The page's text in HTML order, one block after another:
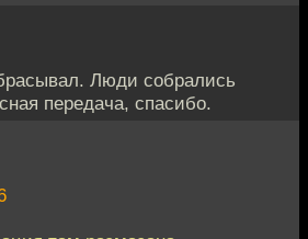
Люди собрались
передача, спасибо.